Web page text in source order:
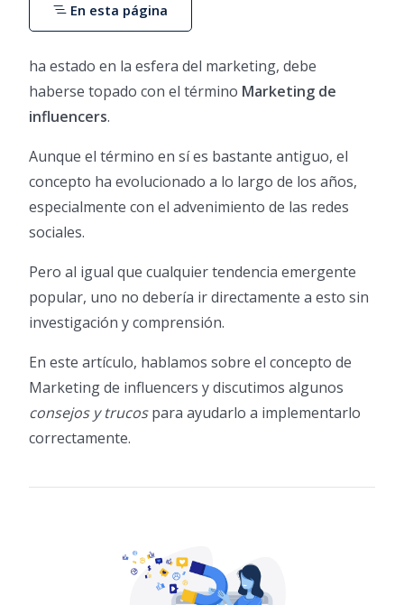
ha estado en la esfera del marketing, debe
haberse topado con el término Marketing de
influencers.
Aunque el término en sí es bastante antiguo, el
concepto ha evolucionado a lo largo de los años,
especialmente con el advenimiento de las redes
sociales.
Pero al igual que cualquier tendencia emergente
popular, uno no debería ir directamente a esto sin
investigación y comprensión.
En este artículo, hablamos sobre el concepto de
Marketing de influencers y discutimos algunos
consejos y trucospara ayudarlo a implementarlo
correctamente.
En esta página